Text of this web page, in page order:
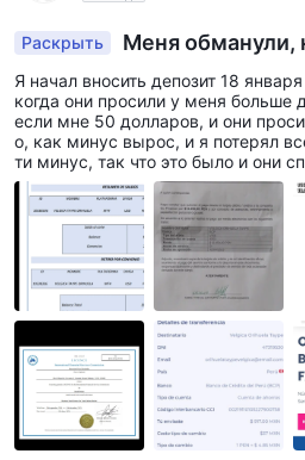
Раскрыть
Меня обманули,
айн-трейдеру Market
Я начал вносить депозит 18
когда они просили у меня больше
если мне 50 долларов, и они
о, как минус вырос, и я потерял
ти минус, так что это было и они
чный пол деньги и что я должен
го как аналитик положил деньги
ь и я поставил все даром q devisa
т все это ложь до сих пор мне не
меня и будьте осторожны, они
шенником, я бы не ответил вам,
ивают.